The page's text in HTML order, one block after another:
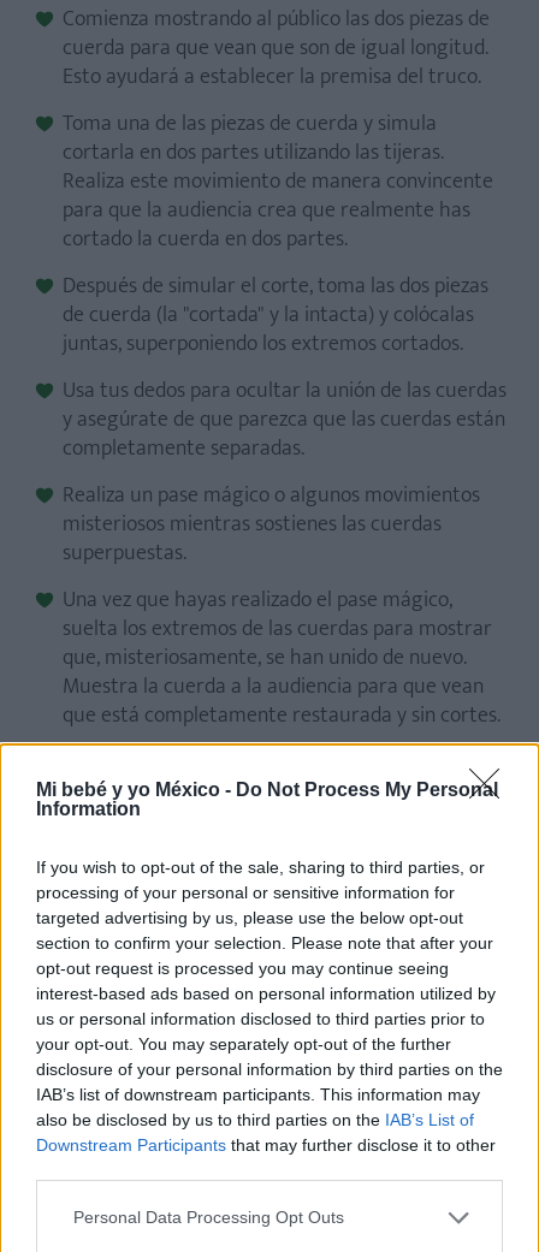
Mi bebé y yo México - Do Not Process My Personal
Information
If you wish to opt-out of the sale, sharing to third parties, or
processing of your personal or sensitive information for
targeted advertising by us, please use the below opt-out
section to confirm your selection. Please note that after your
opt-out request is processed you may continue seeing
interest-based ads based on personal information utilized by
us or personal information disclosed to third parties prior to
your opt-out. You may separately opt-out of the further
disclosure of your personal information by third parties on the
IAB’s list of downstream participants. This information may
also be disclosed by us to third parties on the IAB’s List of
Downstream Participants that may further disclose it to other
Personal Data Processing Opt Outs
Comienza mostrando al público las dos piezas de
cuerda para que vean que son de igual longitud.
Esto ayudará a establecer la premisa del truco.
Toma una de las piezas de cuerda y simula
cortarla en dos partes utilizando las tijeras.
Realiza este movimiento de manera convincente
para que la audiencia crea que realmente has
cortado la cuerda en dos partes.
Después de simular el corte, toma las dos piezas
de cuerda (la "cortada" y la intacta) y colócalas
juntas, superponiendo los extremos cortados.
Usa tus dedos para ocultar la unión de las cuerdas
y asegúrate de que parezca que las cuerdas están
completamente separadas.
Realiza un pase mágico o algunos movimientos
misteriosos mientras sostienes las cuerdas
superpuestas.
Una vez que hayas realizado el pase mágico,
suelta los extremos de las cuerdas para mostrar
que, misteriosamente, se han unido de nuevo.
Muestra la cuerda a la audiencia para que vean
que está completamente restaurada y sin cortes.
Para concluir el truco, puedes repetir el proceso
de separación y unión de las cuerdas para
aumentar el asombro de la audiencia.
8. El truco del globo que no explota con
fuego
Materiales necesarios:
Un globo inflado.
Un encendedor o una fuente de fuego controlada,
como una vela.
Agua.